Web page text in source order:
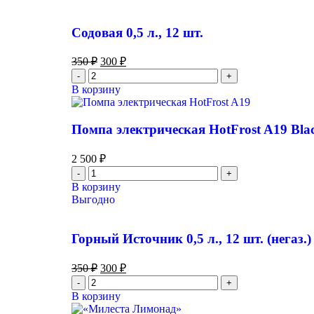
Содовая 0,5 л., 12 шт.
350₽ 300 ₽
В корзину
Помпа электрическая HotFrost A19
2 500 ₽
В корзину
Выгодно
Горный Источник 0,5 л., 12 шт. (негаз.)
350₽ 300 ₽
В корзину